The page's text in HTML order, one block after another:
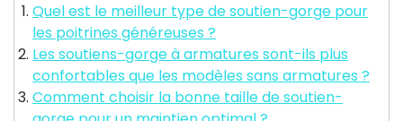
Quel est le meilleur type de soutien-gorge pour
les poitrines généreuses ?
Les soutiens-gorge à armatures sont-ils plus
confortables que les modèles sans armatures ?
Comment choisir la bonne taille de soutien-